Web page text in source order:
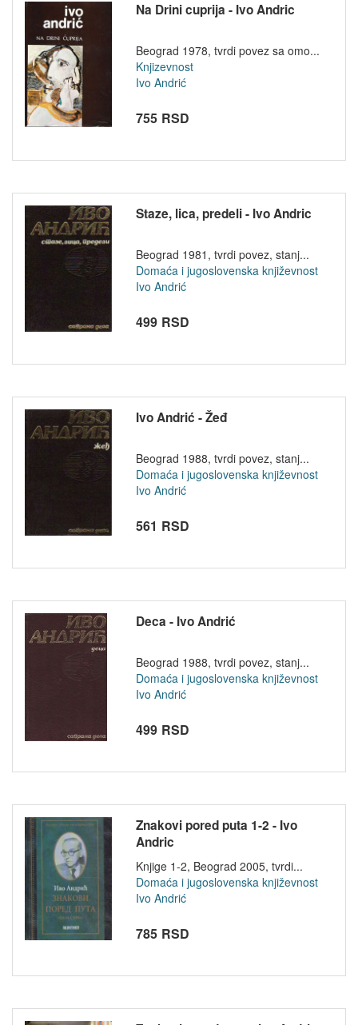
Na Drini cuprija - Ivo Andric
Beograd 1978, tvrdi povez sa omo...
Knjizevnost
Ivo Andrić
755 RSD
Staze, lica, predeli - Ivo Andric
Beograd 1981, tvrdi povez, stanj...
Domaća i jugoslovenska književnost
Ivo Andrić
499 RSD
Ivo Andrić - Žeđ
Beograd 1988, tvrdi povez, stanj...
Domaća i jugoslovenska književnost
Ivo Andrić
561 RSD
Deca - Ivo Andrić
Beograd 1988, tvrdi povez, stanj...
Domaća i jugoslovenska književnost
Ivo Andrić
499 RSD
Znakovi pored puta 1-2 - Ivo
Andric
Knjige 1-2, Beograd 2005, tvrdi...
Domaća i jugoslovenska književnost
Ivo Andrić
785 RSD